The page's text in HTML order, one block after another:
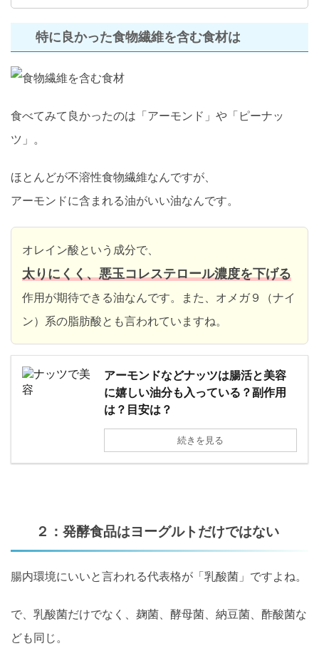
特に良かった食物繊維を含む食材は
食べてみて良かったのは「アーモンド」や「ピーナッ
ツ」。
ほとんどが不溶性食物繊維なんですが、
アーモンドに含まれる油がいい油なんです。
オレイン酸という成分で、
太りにくく、悪玉コレステロール濃度を下げる
作用が期待できる油なんです。また、オメガ９（ナイ
ン）系の脂肪酸とも言われていますね。
アーモンドなどナッツは腸活と美容
に嬉しい油分も入っている？副作用
は？目安は？
続きを見る
２：発酵食品はヨーグルトだけではない
腸内環境にいいと言われる代表格が「乳酸菌」ですよね。
で、乳酸菌だけでなく、麹菌、酵母菌、納豆菌、酢酸菌な
ども同じ。